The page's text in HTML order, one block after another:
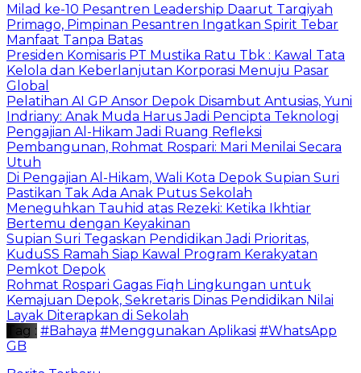
Milad ke-10 Pesantren Leadership Daarut Tarqiyah
Primago, Pimpinan Pesantren Ingatkan Spirit Tebar
Manfaat Tanpa Batas
Presiden Komisaris PT Mustika Ratu Tbk : Kawal Tata
Kelola dan Keberlanjutan Korporasi Menuju Pasar
Global
Pelatihan AI GP Ansor Depok Disambut Antusias, Yuni
Indriany: Anak Muda Harus Jadi Pencipta Teknologi
Pengajian Al-Hikam Jadi Ruang Refleksi
Pembangunan, Rohmat Rospari: Mari Menilai Secara
Utuh
Di Pengajian Al-Hikam, Wali Kota Depok Supian Suri
Pastikan Tak Ada Anak Putus Sekolah
Meneguhkan Tauhid atas Rezeki: Ketika Ikhtiar
Bertemu dengan Keyakinan
Supian Suri Tegaskan Pendidikan Jadi Prioritas,
KuduSS Ramah Siap Kawal Program Kerakyatan
Pemkot Depok
Rohmat Rospari Gagas Fiqh Lingkungan untuk
Kemajuan Depok, Sekretaris Dinas Pendidikan Nilai
Layak Diterapkan di Sekolah
Tag : #Bahaya #Menggunakan Aplikasi #WhatsApp
GB